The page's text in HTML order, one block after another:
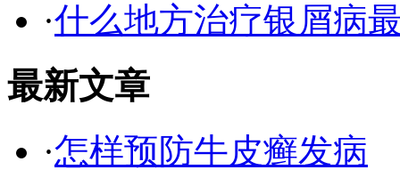
·什么地方治疗银屑病
最新文章
·怎样预防牛皮癣发病